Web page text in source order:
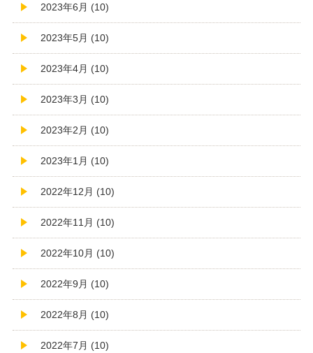
2023年6月 (10)
2023年5月 (10)
2023年4月 (10)
2023年3月 (10)
2023年2月 (10)
2023年1月 (10)
2022年12月 (10)
2022年11月 (10)
2022年10月 (10)
2022年9月 (10)
2022年8月 (10)
2022年7月 (10)